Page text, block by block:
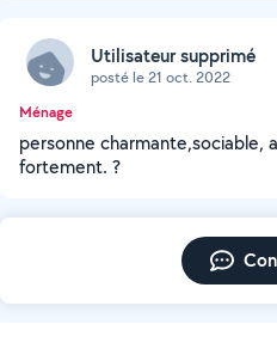
Utilisateur supprimé
posté le 21 oct. 2022
Ménage
personne charmante,sociable,
fortement. ?